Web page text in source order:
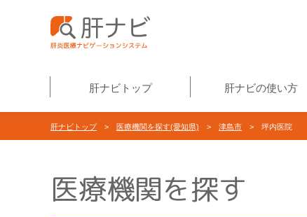
肝ナビトップ 肝ナビの使い方
肝ナビトップ> 医療機関を探す(愛知県) > 津島市 > 坪内医院
医療機関を探す